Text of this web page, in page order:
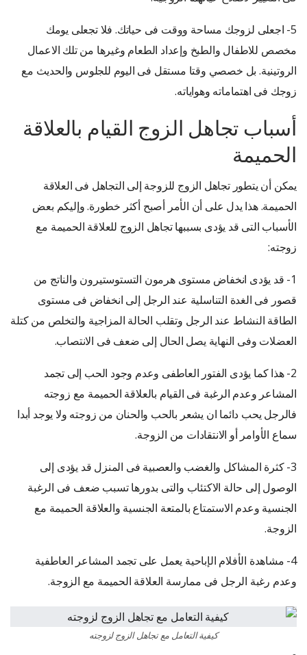
5- اجعلى لزوجك مساحة ووقت فى حياتك. فلا تجعلى يومك
مخصص للاطفال والطبخ وإعداد الطعام وغيرها من تلك الاعمال
الروتينية. بل خصصي وقتا مستقل فى اليوم للجلوس والحديث مع
زوجك فى اهتماماته وهواياته.
أسباب تجاهل الزوج القيام بالعلاقة
الحميمة
يمكن أن يتطور تجاهل الزوج للزوجة إلى التجاهل فى العلاقة
الحميمة. هذا يدل على أن الأمر أصبح أكثر خطورة. وإليكم بعض
الأسباب التى قد يؤدى بسببها تجاهل الزوج للعلاقة الحميمة مع
زوجته:
1- قد يؤدى انخفاض مستوى هرمون التستوستيرون والناتج من
قصور فى الغدة التناسلية عند الرجل إلى انخفاض فى مستوى
الطاقة النشاط عند الرجل وتقلب الحالة المزاجية والتخلص من كتلة
العضلات وفى النهاية يصل الحال إلى ضعف فى الانتصاب.
2- هذا كما يؤدى الفتور العاطفى وعدم وجود الحب إلى تجمد
المشاعر وعدم الرغبة فى القيام بالعلاقة الحميمة مع زوجته
فالرجل يحب دائما ان يشعر بالحب والحنان من زوجته ولا يوجد أبدا
سماع الأوامر أو الانتقادات من الزوجة.
3- كثرة المشاكل والغضب والعصبية فى المنزل قد يؤدى إلى
الوصول إلى حالة الاكتئاب والتى بدورها تسبب ضعف فى الرغبة
الجنسية وعدم الاستمتاع بالمتعة الجنسية والعلاقة الحميمة مع
الزوجة.
4- مشاهدة الأفلام الإباحية يعمل على تجمد المشاعر العاطفية
وعدم رغبة الرجل فى ممارسة العلاقة الحميمة مع الزوجة.
كيفية التعامل مع تجاهل الزوج لزوجته